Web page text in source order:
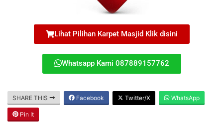
Lihat Pilihan Karpet Masjid Klik disini
Whatsapp Kami 087889157762
SHARE THIS Facebook Twitter/X WhatsApp
Pin It